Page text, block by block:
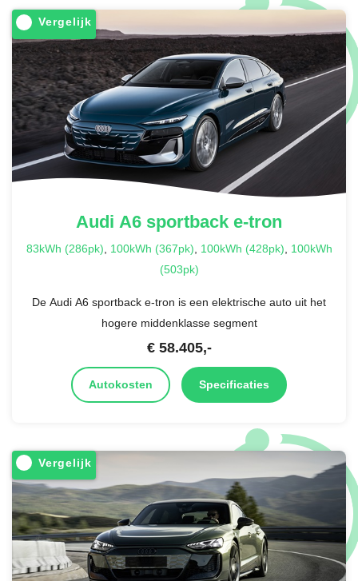
Vergelijk
Audi A6 sportback e-tron
83kWh (286pk) 100kWh (367pk) 100kWh (428pk) 100kWh
(503pk)
De Audi A6 sportback e-tron is een elektrische auto uit het
hogere middenklasse segment
€ 58.405,-
Autokosten Specificaties
Vergelijk